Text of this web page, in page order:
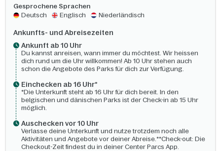
Gesprochene Sprachen
Deutsch
Englisch Niederländisch
Ankunfts- und Abreisezeiten
Ankunft ab 10 Uhr
Du kannst anreisen, wann immer du möchtest. Wir heissen
dich rund um die Uhr willkommen! Ab 10 Uhr stehen auch
schon die Angebote des Parks für dich zur Verfügung.
Einchecken ab 16 Uhr*
*Die Unterkunft steht ab 16 Uhr für dich bereit. In den
belgischen und dänischen Parks ist der Check-in ab 15 Uhr
möglich.
Auschecken vor 10 Uhr
Verlasse deine Unterkunft und nutze trotzdem noch alle
Aktivitäten und Angebote vor deiner Abreise.**Check-out: Die
Checkout-Zeit findest du in deiner Center Parcs App.